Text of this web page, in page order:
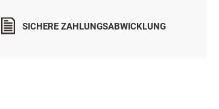
SICHERE ZAHLUNGSABWICKLUNG